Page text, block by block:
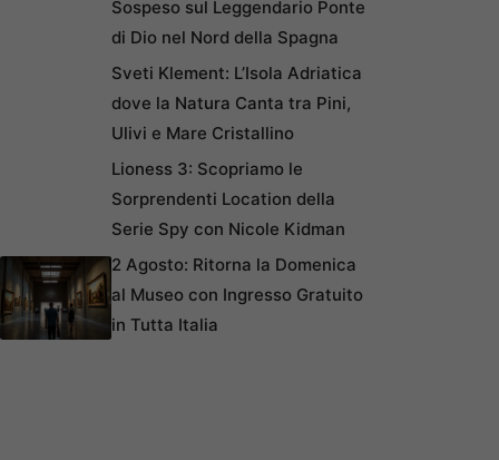
Sospeso sul Leggendario Ponte
di Dio nel Nord della Spagna
Sveti Klement: L’Isola Adriatica
dove la Natura Canta tra Pini,
Ulivi e Mare Cristallino
Lioness 3: Scopriamo le
Sorprendenti Location della
Serie Spy con Nicole Kidman
2 Agosto: Ritorna la Domenica
al Museo con Ingresso Gratuito
in Tutta Italia